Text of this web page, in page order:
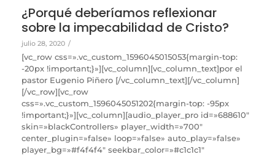
¿Porqué deberíamos reflexionar
sobre la impecabilidad de Cristo?
julio 28, 2020 /
[vc_row css=».vc_custom_1596045015053{margin-top:
-20px !important;}»][vc_column][vc_column_text]por el
pastor Eugenio Piñero [/vc_column_text][/vc_column]
[/vc_row][vc_row
css=».vc_custom_1596045051202{margin-top: -95px
!important;}»][vc_column][audio_player_pro id=»688610″
skin=»blackControllers» player_width=»700″
center_plugin=»false» loop=»false» auto_play=»false»
player_bg=»#f4f4f4″ seekbar_color=»#c1c1c1″